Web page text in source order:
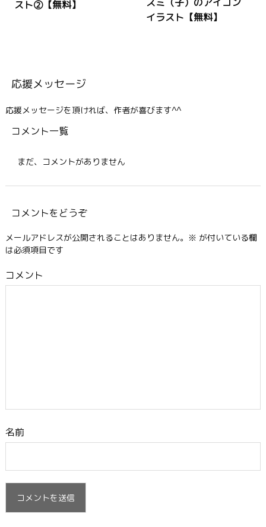
スト②【無料】
イラスト【無料】
応援メッセージ
応援メッセージを頂ければ、作者が喜びます^^
コメント一覧
まだ、コメントがありません
コメントをどうぞ
メールアドレスが公開されることはありません。 ※ が付いている欄
は必須項目です
コメント
名前